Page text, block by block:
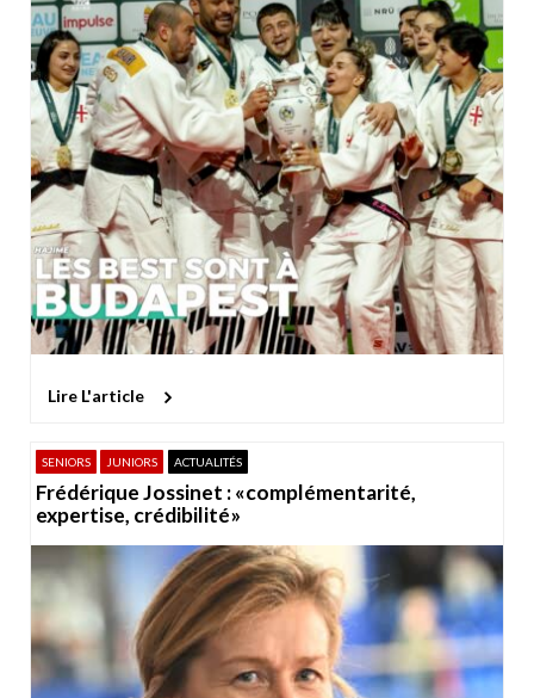
Lire L'article
SENIORS JUNIORS ACTUALITÉS
Frédérique Jossinet : «complémentarité,
expertise, crédibilité»